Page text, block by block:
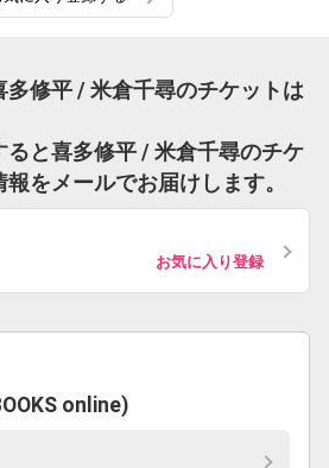
修平 / 米倉千尋のチケットは
ると喜多修平 / 米倉千尋のチケ
をメールでお届けします。
お気に入り登録
online)